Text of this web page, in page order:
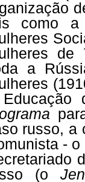
como a
de
a
russo, a
-
(o